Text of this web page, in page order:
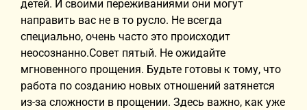
детей. И своими переживаниями они могут
направить вас не в то русло. Не всегда
специально, очень часто это происходит
неосознанно.Совет пятый. Не ожидайте
мгновенного прощения. Будьте готовы к тому, что
работа по созданию новых отношений затянется
из-за сложности в прощении. Здесь важно, как уже